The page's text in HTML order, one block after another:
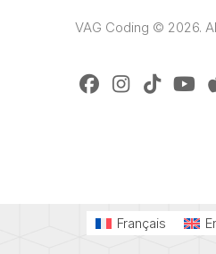
VAG Coding © 2026.
Français